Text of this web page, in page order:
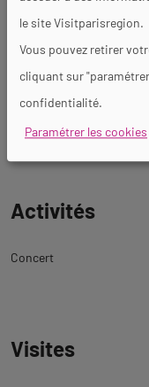
Tarif groupe à partir de
Équipements
Activités
Concert
Visites
le site Visitparisregion.
Vous pouvez retirer
cliquant sur
confidentialité.
Paramétrer les cookies